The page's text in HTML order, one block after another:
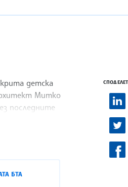
детска
Митко
последните
БТА